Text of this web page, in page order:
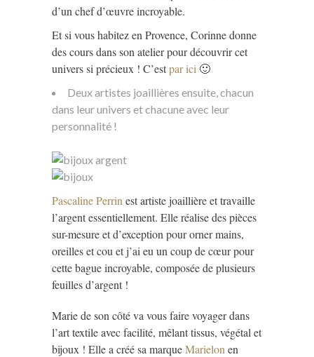
d’un chef d’œuvre incroyable.
Et si vous habitez en Provence, Corinne donne
des cours dans son atelier pour découvrir cet
univers si précieux ! C’estpar ici 🙂
Deux artistes joaillières ensuite, chacun
dans leur univers et chacune avec leur
personnalité !
Pascaline Perrin est artiste joaillière et travaille
l’argent essentiellement. Elle réalise des pièces
sur-mesure et d’exception pour orner mains,
oreilles et cou et j’ai eu un coup de cœur pour
cette bague incroyable, composée de plusieurs
feuilles d’argent !
Marie de son côté va vous faire voyager dans
l’art textile avec facilité, mêlant tissus, végétal et
bijoux ! Elle a créé sa marqueMarielon en